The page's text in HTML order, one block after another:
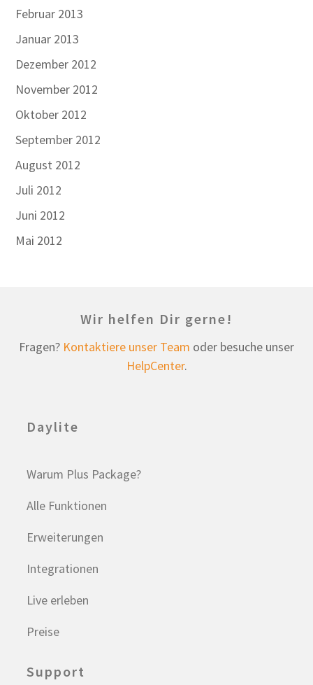
Februar 2013
Januar 2013
Dezember 2012
November 2012
Oktober 2012
September 2012
August 2012
Juli 2012
Juni 2012
Mai 2012
Wir helfen Dir gerne!
Fragen? Kontaktiere unser Team oder besuche unser
HelpCenter.
Daylite
Warum Plus Package?
Alle Funktionen
Erweiterungen
Integrationen
Live erleben
Preise
Support